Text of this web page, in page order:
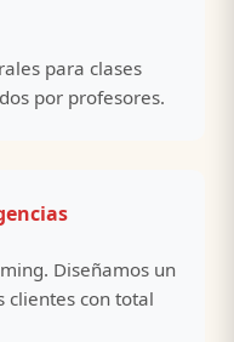
para clases
por profesores.
Diseñamos un
clientes con total